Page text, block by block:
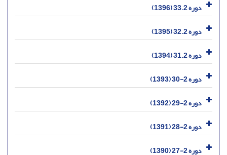
دوره 33.2 (1396)
دوره 32.2 (1395)
دوره 31.2 (1394)
دوره 2-30 (1393)
دوره 2-29 (1392)
دوره 2-28 (1391)
دوره 2-27 (1390)